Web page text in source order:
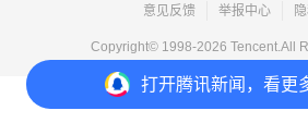
打开腾讯新闻，看更
意见反馈 举报中心
Copyright© 1998-2026 Tencent.All